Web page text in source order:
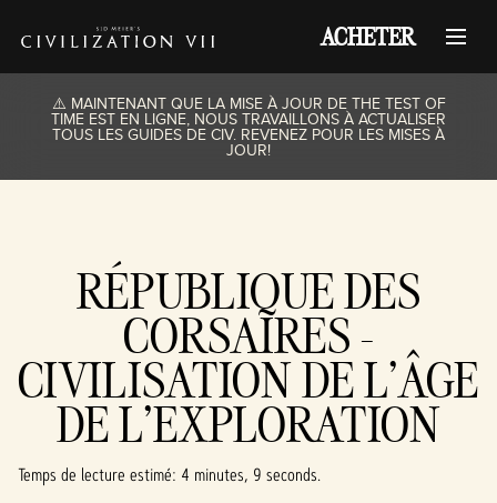
ACHETER
⚠️ MAINTENANT QUE LA MISE À JOUR DE THE TEST OF
TIME EST EN LIGNE, NOUS TRAVAILLONS À ACTUALISER
TOUS LES GUIDES DE CIV. REVENEZ POUR LES MISES À
JOUR!
RÉPUBLIQUE DES
CORSAIRES -
CIVILISATION DE L’ÂGE
DE L’EXPLORATION
Temps de lecture estimé 4 minutes, 9 seconds